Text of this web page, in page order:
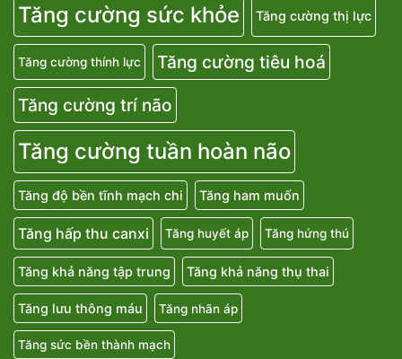
Tăng cường sức khỏe Tăng cường thị lực
Tăng cường thính lực
Tăng cường tiêu hoá
Tăng cường trí não
Tăng cường tuần hoàn não
Tăng độ bền tĩnh mạch chi Tăng ham muốn
Tăng hấp thu canxi Tăng huyết áp Tăng hứng thú
Tăng khả năng tập trung Tăng khả năng thụ thai
Tăng lưu thông máu Tăng nhãn áp
Tăng sức bền thành mạch